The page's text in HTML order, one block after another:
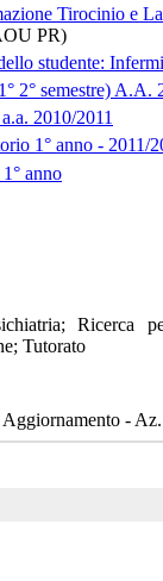
Tirocinio e
PR)
studente:
2° semestre) A.A.
2010/2011
1° anno - 2011/
anno
Ricerca
Tutorato
-